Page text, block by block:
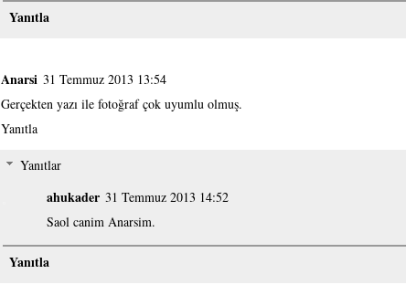
Yanıtla
Anarsi 31 Temmuz 2013 13:54
Gerçekten yazı ile fotoğraf çok uyumlu olmuş.
Yanıtla
Yanıtlar
ahukader 31 Temmuz 2013 14:52
Saol canim Anarsim.
Yanıtla